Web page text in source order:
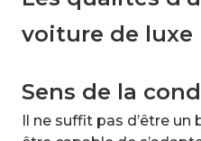
voiture de luxe
Sens de la
Il ne suffit pas d’être